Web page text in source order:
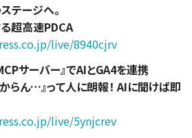
テージへ。
超高速PDCA
live/8940cjrv
サーバー』でAIとGA4を連携
らん…』って人に朗報！ AIに聞けば即
live/5ynjcrev